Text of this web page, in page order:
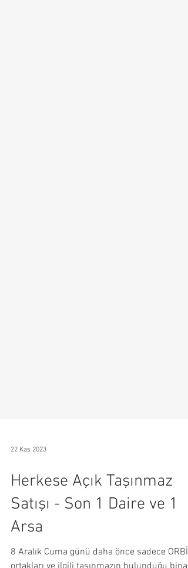
22 Kas 2023
Herkese Açık Taşınmaz
Satışı - Son 1 Daire ve 1